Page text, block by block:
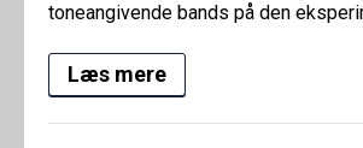
toneangivende bands på den
Læs mere